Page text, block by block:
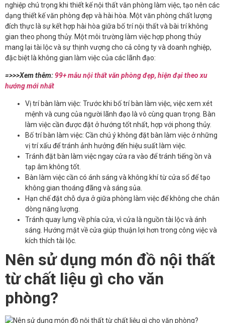
nghiệp chú trọng khi thiết kế nội thất văn phòng làm việc, tạo nên các
dạng thiết kế văn phòng đẹp và hài hòa. Một văn phòng chất lượng
đích thực là sự kết hợp hài hòa giữa bố trí nội thất và bài trí không
gian theo phong thủy. Một môi trường làm việc hợp phong thủy
mang lại tài lộc và sự thịnh vượng cho cả công ty và doanh nghiệp,
đặc biệt là không gian làm việc của các lãnh đạo:
=>>>Xem thêm: 99+ mẫu nội thất văn phòng đẹp, hiện đại theo xu
hướng mới nhất
Vị trí bàn làm việc: Trước khi bố trí bàn làm việc, việc xem xét
mệnh và cung của người lãnh đạo là vô cùng quan trọng. Bàn
làm việc cần được đặt ở hướng tốt nhất, hợp với phong thủy.
Bố trí bàn làm việc: Cần chú ý không đặt bàn làm việc ở những
vị trí xấu để tránh ảnh hưởng đến hiệu suất làm việc.
Tránh đặt bàn làm việc ngay cửa ra vào để tránh tiếng ồn và
tạp âm không tốt.
Bàn làm việc cần có ánh sáng và không khí từ cửa sổ để tạo
không gian thoáng đãng và sáng sủa.
Hạn chế đặt chỗ dựa ở giữa phòng làm việc để không che chắn
dòng năng lượng.
Tránh quay lưng về phía cửa, vì cửa là nguồn tài lộc và ánh
sáng. Hướng mặt về cửa giúp thuận lợi hơn trong công việc và
kích thích tài lộc.
Nên sử dụng món đồ nội thất
từ chất liệu gì cho văn
phòng?